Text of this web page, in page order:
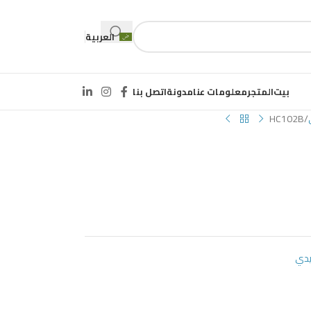
العربية
بيتالمتجرمعلومات عنامدونةاتصل بنا
HC102B